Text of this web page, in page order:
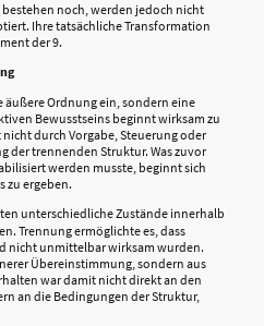
noch, werden jedoch nicht
Ihre tatsächliche Transformation
der 9.
äußere Ordnung ein, sondern eine
Bewusstseins beginnt wirksam zu
durch Vorgabe, Steuerung oder
der trennenden Struktur. Was zuvor
werden musste, beginnt sich
zu ergeben.
unterschiedliche Zustände innerhalb
Trennung ermöglichte es, dass
nicht unmittelbar wirksam wurden.
Übereinstimmung, sondern aus
war damit nicht direkt an den
an die Bedingungen der Struktur,